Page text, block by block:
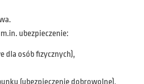
ubezpieczenie:
dla osób fizycznych),
(ubezpieczenie dobrowolne),